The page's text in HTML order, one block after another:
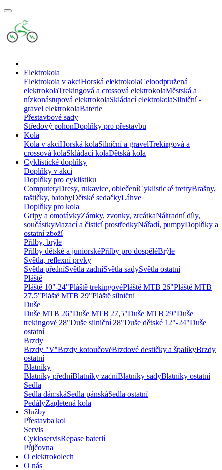
Elektrokola
Elektrokola v akciHorská elektrokolaCeloodpružená
elektrokolaTrekingová a crossová elektrokolaMěstská a
nízkonástupová elektrokolaSkládací elektrokolaSilniční -
gravel elektrokolaBaterie
Přestavbové sady
Středový pohonDoplňky pro přestavbu
Kola
Kola v akciHorská kolaSilniční a gravelTrekingová a
crossová kolaSkládací kolaDětská kola
Cyklistické doplňky
Doplňky v akci
Doplňky pro cyklistiku
ComputeryDresy, rukavice, oblečeníCyklistické tretryBrašny,
taštičky, batohyDětské sedačkyLáhve
Doplňky pro kola
Gripy a omotávkyZámky, zvonky, zrcátkaNáhradní díly,
součástkyMazací a čisticí prostředkyNářadí, pumpyDoplňky a
ostatní zboží
Přilby, brýle
Přilby dětské a juniorskéPřilby pro dospěléBrýle
Světla, reflexní prvky
Světla předníSvětla zadníSvětla sadySvětla ostatní
Pláště
Pláště 10"-24"Pláště trekingovéPláště MTB 26"Pláště MTB
27,5"Pláště MTB 29"Pláště silniční
Duše
Duše MTB 26"Duše MTB 27,5"Duše MTB 29"Duše
trekingové 28"Duše silniční 28"Duše dětské 12"-24"Duše
ostatní
Brzdy
Brzdy "V"Brzdy kotoučovéBrzdové destičky a špalíkyBrzdy
ostatní
Blatníky
Blatníky předníBlatníky zadníBlatníky sadyBlatníky ostatní
Sedla
Sedla dámskáSedla pánskáSedla ostatní
PedályZapletená kola
Služby
Přestavba kol
Servis
CykloservisRepase baterií
Půjčovna
O elektrokolech
O nás